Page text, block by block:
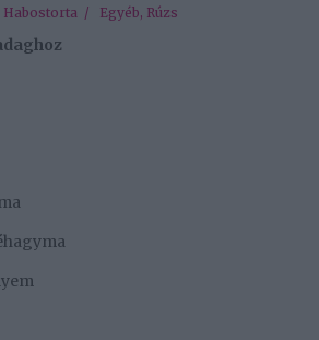
Habostorta / Egyéb, Rúzs